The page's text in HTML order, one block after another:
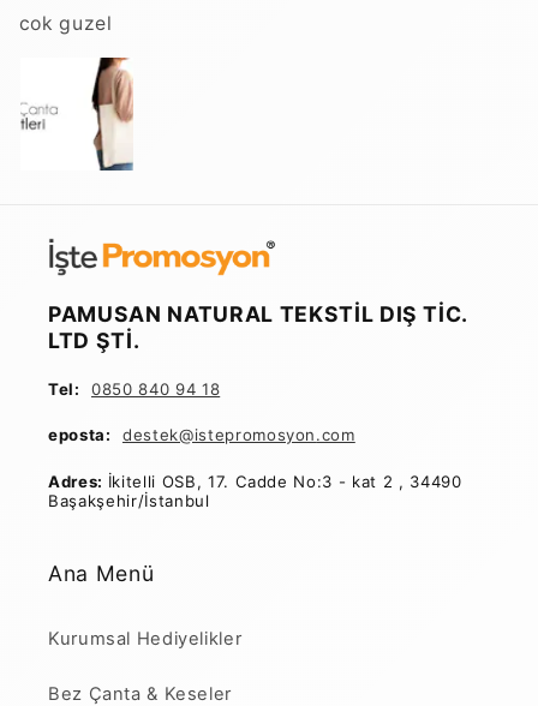
cok guzel
PAMUSAN NATURAL TEKSTİL DIŞ TİC.
LTD ŞTİ.
Tel: 0850 840 94 18
eposta: destek@istepromosyon.com
Adres: İkitelli OSB, 17. Cadde No:3 - kat 2 , 34490
Başakşehir/İstanbul
Ana Menü
Kurumsal Hediyelikler
Bez Çanta & Keseler